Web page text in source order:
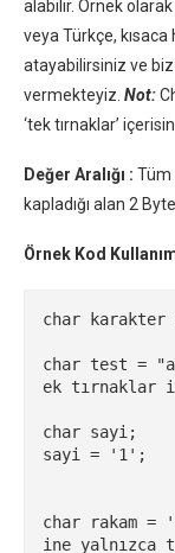
alabilir. Örnek
veya Türkçe,
atayabilirsiniz ve biz
vermekteyiz. Not:
‘tek tırnaklar’
Değer Aralığı : Tüm
kapladığı alan 2
Örnek Kod
char
char test =
ek tırnaklar
char sayi;
sayi = '1';
char rakam
ine yalnızca